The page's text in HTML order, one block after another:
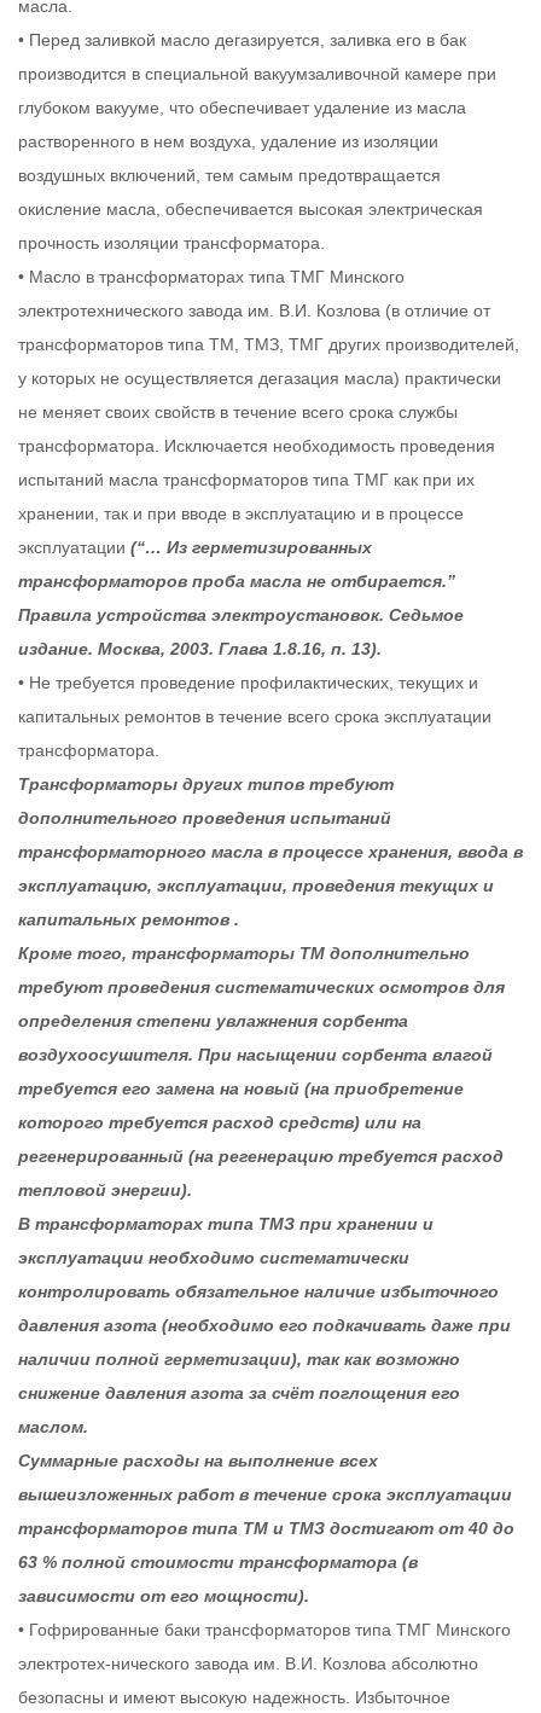
масла.
• Перед заливкой масло дегазируется, заливка его в бак
производится в специальной вакуумзаливочной камере при
глубоком вакууме, что обеспечивает удаление из масла
растворенного в нем воздуха, удаление из изоляции
воздушных включений, тем самым предотвращается
окисление масла, обеспечивается высокая электрическая
прочность изоляции трансформатора.
• Масло в трансформаторах типа ТМГ Минского
электротехнического завода им. В.И. Козлова (в отличие от
трансформаторов типа ТМ, ТМЗ, ТМГ других производителей,
у которых не осуществляется дегазация масла) практически
не меняет своих свойств в течение всего срока службы
трансформатора. Исключается необходимость проведения
испытаний масла трансформаторов типа ТМГ как при их
хранении, так и при вводе в эксплуатацию и в процессе
эксплуатации (“… Из герметизированных
трансформаторов проба масла не отбирается.”
Правила устройства электроустановок. Седьмое
издание. Москва, 2003. Глава 1.8.16, п. 13).
• Не требуется проведение профилактических, текущих и
капитальных ремонтов в течение всего срока эксплуатации
трансформатора.
Трансформаторы других типов требуют
дополнительного проведения испытаний
трансформаторного масла в процессе хранения, ввода в
эксплуатацию, эксплуатации, проведения текущих и
капитальных ремонтов .
Кроме того, трансформаторы ТМ дополнительно
требуют проведения систематических осмотров для
определения степени увлажнения сорбента
воздухоосушителя. При насыщении сорбента влагой
требуется его замена на новый (на приобретение
которого требуется расход средств) или на
регенерированный (на регенерацию требуется расход
тепловой энергии).
В трансформаторах типа ТМЗ при хранении и
эксплуатации необходимо систематически
контролировать обязательное наличие избыточного
давления азота (необходимо его подкачивать даже при
наличии полной герметизации), так как возможно
снижение давления азота за счёт поглощения его
маслом.
Суммарные расходы на выполнение всех
вышеизложенных работ в течение срока эксплуатации
трансформаторов типа ТМ и ТМЗ достигают от 40 до
63 % полной стоимости трансформатора (в
зависимости от его мощности).
• Гофрированные баки трансформаторов типа ТМГ Минского
электротех-нического завода им. В.И. Козлова абсолютно
безопасны и имеют высокую надежность. Избыточное